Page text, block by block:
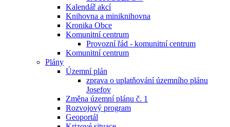
Kalendář akcí
Knihovna a miniknihovna
Kronika Obce
Komunitní centrum
Provozní řád - komunitní centrum
Komunitní centrum
Plány
Územní plán
zprava o uplatňování územního plánu
Josefov
Změna územní plánu č. 1
Rozvojový program
Geoportál